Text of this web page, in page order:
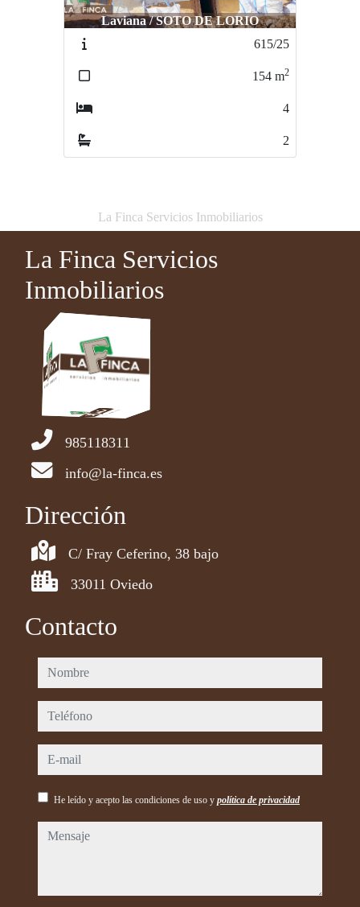
Laviana / SOTO DE LORIO
615/25
154 m2
4
2
La Finca Servicios Inmobiliarios
La Finca Servicios
Inmobiliarios
985118311
info@la-finca.es
Dirección
C/ Fray Ceferino, 38 bajo
33011 Oviedo
Contacto
nombre
teléfono
e-mail
He leído y acepto las condiciones de uso y política de privacidad
mensaje